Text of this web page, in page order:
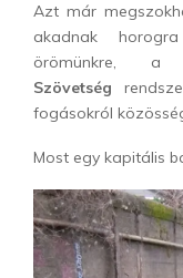
Azt már
akadnak
örömünkre,
Szövetség
fogásokról
Most egy kapitális